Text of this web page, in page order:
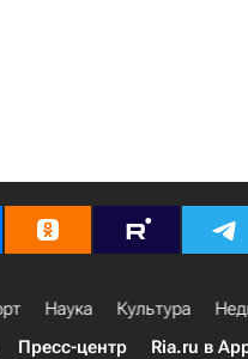
Наука Культура
Пресс-центр Ria.ru в